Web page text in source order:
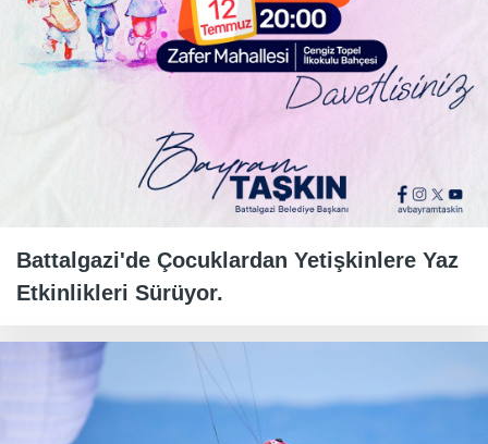
Battalgazi'de Çocuklardan Yetişkinlere Yaz
Etkinlikleri Sürüyor.